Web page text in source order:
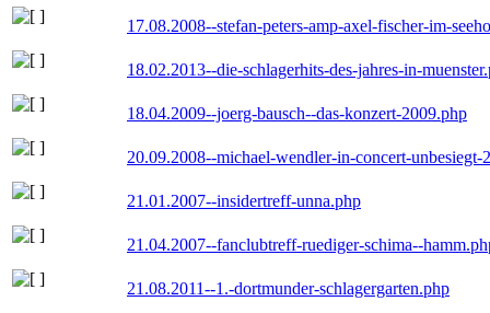
17.08.2008--stefan-peters-amp-axel-fischer-im-
18.02.2013--die-schlagerhits-des-jahres-in-
18.04.2009--joerg-bausch--das-konzert-2009.php
20.09.2008--michael-wendler-in-concert-unbesiegt-
21.01.2007--insidertreff-unna.php
21.04.2007--fanclubtreff-ruediger-schima--
21.08.2011--1.-dortmunder-schlagergarten.php